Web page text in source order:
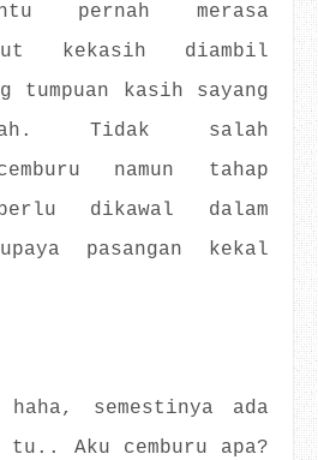
pernah merasa
kekasih diambil
tumpuan kasih sayang
Tidak salah
namun tahap
perlu dikawal dalam
pasangan kekal
haha, semestinya ada
tu.. Aku cemburu apa?